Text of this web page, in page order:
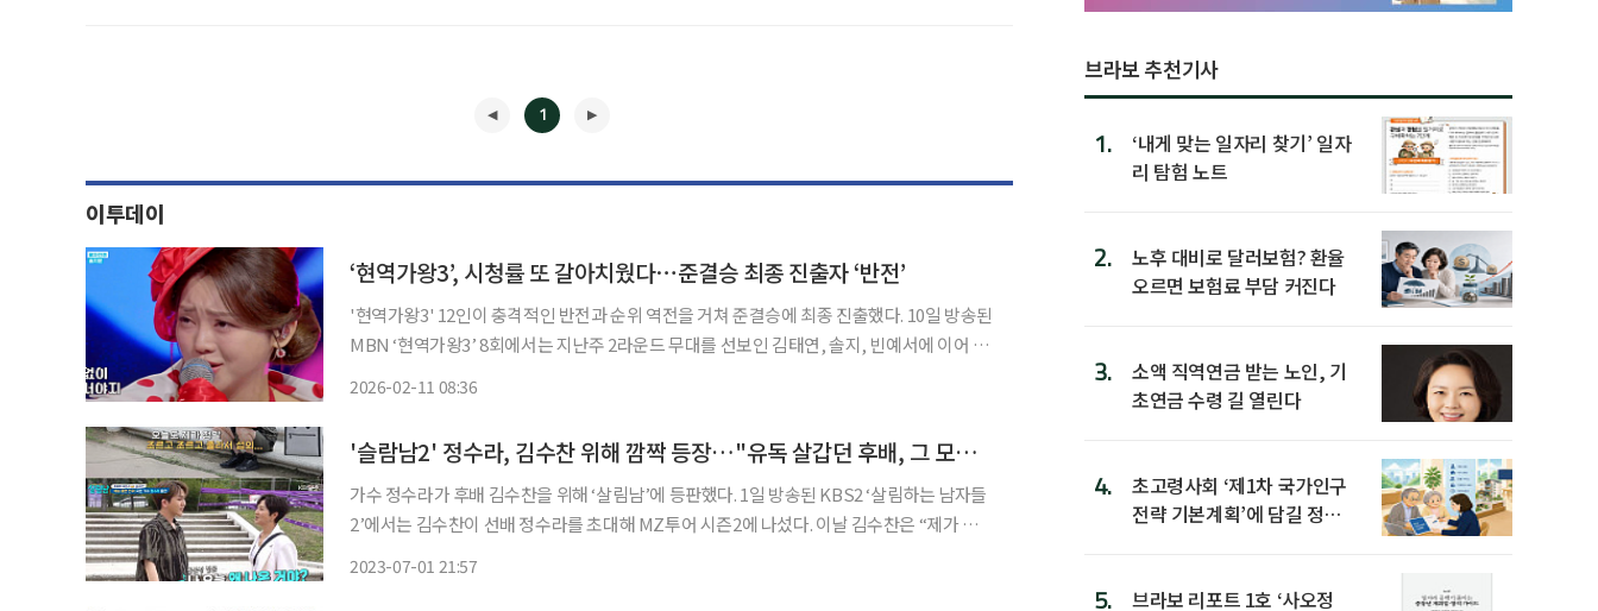
1
이투데이
‘현역가왕3’, 시청률 또 갈아치웠다⋯준결승 최종 진출자 ‘반전’
'현역가왕3' 12인이 충격적인 반전과 순위 역전을 거쳐 준결승에 최종 진출했다. 10일 방송된
MBN ‘현역가왕3’ 8회에서는 지난주 2라운드 무대를 선보인 김태연, 솔지, 빈예서에 이어 남
2026-02-11 08:36
'슬람남2' 정수라, 김수찬 위해 깜짝 등장…"유독 살갑던 후배, 그 모습 예뻐"
가수 정수라가 후배 김수찬을 위해 ‘살림남’에 등판했다. 1일 방송된 KBS2 ‘살림하는 남자들
2’에서는 김수찬이 선배 정수라를 초대해 MZ투어 시즌2에 나섰다. 이날 김수찬은 “제가 조르
2023-07-01 21:57
브라보 추천기사
1.
‘내게 맞는 일자리 찾기’ 일자
리 탐험 노트
2.
노후 대비로 달러보험? 환율
오르면 보험료 부담 커진다
3.
소액 직역연금 받는 노인, 기
초연금 수령 길 열린다
4.
초고령사회 ‘제1차 국가인구
전략 기본계획’에 담길 정책
5.
브라보 리포트 1호 ‘사오정